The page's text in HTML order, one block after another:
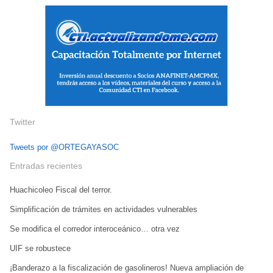
Twitter
Tweets por @ORTEGAYASOC
Entradas recientes
Huachicoleo Fiscal del terror.
Simplificación de trámites en actividades vulnerables
Se modifica el corredor interoceánico… otra vez
UIF se robustece
¡Banderazo a la fiscalización de gasolineros! Nueva ampliación de